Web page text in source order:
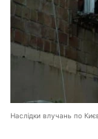
Наслідки влучань по